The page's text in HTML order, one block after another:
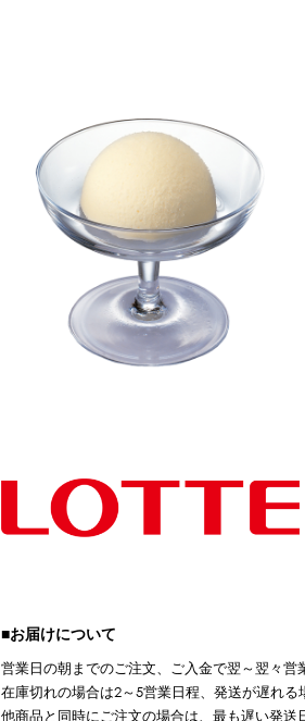
■お届けについて
営業日の朝までのご注文、ご入金で翌～翌々営
在庫切れの場合は2～5営業日程、発送が遅れる
他商品と同時にご注文の場合は、最も遅い発